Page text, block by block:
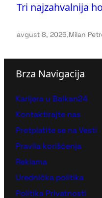
Tri najzahvalnija
avgust 8, 2026.Milan
Brza Navigacija
Karijera u Balkan24
Kontaktirajte nas
Pretplatite se na Vesti
Pravila korišćenja
Reklama
Urednička politika
Politika Privatnosti